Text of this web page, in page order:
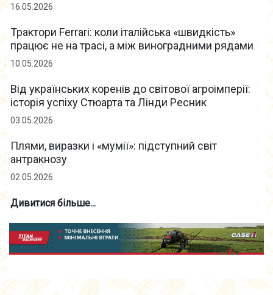
16.05.2026
Трактори Ferrari: коли італійська «швидкість»
працює не на трасі, а між виноградними рядами
10.05.2026
Від українських коренів до світової агроімперії:
історія успіху Стюарта та Лінди Ресник
03.05.2026
Плями, виразки і «мумії»: підступний світ
антракнозу
02.05.2026
Дивитися більше...